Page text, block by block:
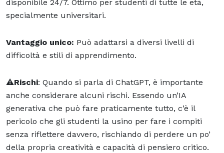
disponibile 24/7. Ottimo per studenti di tutte le età,
specialmente universitari.
Vantaggio unico: Può adattarsi a diversi livelli di
difficoltà e stili di apprendimento.
⚠️Rischi: Quando si parla di ChatGPT, è importante
anche considerare alcuni rischi. Essendo un’IA
generativa che può fare praticamente tutto, c’è il
pericolo che gli studenti la usino per fare i compiti
senza riflettere davvero, rischiando di perdere un po’
della propria creatività e capacità di pensiero critico.